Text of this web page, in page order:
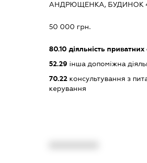
АНДРЮЩЕНКА, БУДИНОК
50 000 грн.
80.10 діяльність
52.29 інша допоміжна
70.22 консультування з
керування